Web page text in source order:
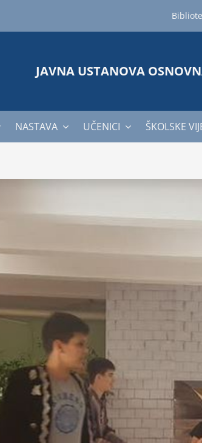
JAVNA USTANOVA
NASTAVA UČENICI ŠKOLSKE